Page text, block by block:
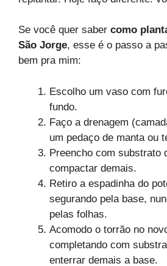
Se você quer saber como
São Jorge, esse é o passo a
bem pra mim:
Escolho um vaso com
fundo.
Faço a drenagem
um pedaço de manta ou
Preencho com substrato
compactar demais.
Retiro a espadinha do
segurando pela base,
pelas folhas.
Acomodo o torrão no
completando com
enterrar demais a base.